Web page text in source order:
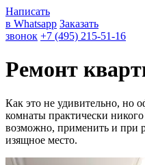
Написать
в Whatsapp Заказать
звонок +7 (495) 215-51-16
Ремонт
Как это не удивительно, но
комнаты практически
возможно, применить и при
изящное место.